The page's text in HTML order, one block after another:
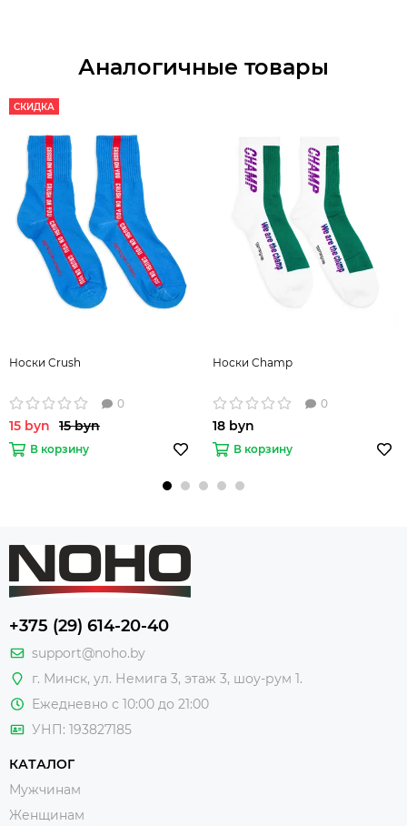
Аналогичные товары
СКИДКА
Носки Crush
0
15 byn 15 byn
В корзину
Носки Champ
0
18 byn
В корзину
+375 (29) 614-20-40
support@noho.by
г. Минск, ул. Немига 3, этаж 3, шоу-рум 1.
Ежедневно с 10:00 до 21:00
УНП: 193827185
КАТАЛОГ
Мужчинам
Женщинам